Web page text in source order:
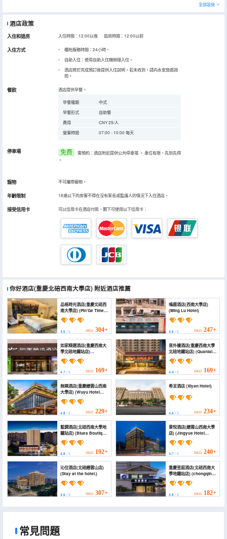
全部設施
酒店政策
入住和退房 入住時間：12:00以後 退房時間：12:00以前
入住方式
櫃枱服務時間：24小時。
自助入住：使用自助入住機辦理入住。
酒店將於完成預訂後提供入住說明，若未收到，請向永安旅遊詢
問。
餐飲 酒店提供早餐。
早餐種類
中式
早餐形式
自助餐
費用
CNY 25/人
營業時間
07:00 - 10:00 每天
停車場 免费 需預約：酒店附近提供公共停車場 。 車位有限，先到先得
。
寵物 不可攜帶寵物。
年齡限制 18歲以下的房客不得在沒有家長或監護人的情況下入住酒店。
接受信用卡 可以信用卡在酒店付款，閣下可使用以下信用卡：
你好酒店(重慶北碚西南大學店) 附近酒店推薦
品格時光酒店(重慶北碚西
南大學店) (Pin'Ge Time
Hotel)
4.6 / 5 HKD 304+
鳴鹿酒店(西南大學店)
(Ming Lu Hotel)
4.6/ 5 HKD 247+
如家精選酒店(重慶西南大
學北碚地鐵站店)
(Homeinn Plus Hotel
(Chongqing Southwest
University Beibei
Subway Station))
4.7 / 5 HKD 169+
泉外樓酒店(重慶西南大學
北碚地鐵站店) (Quanlai
Hotel)
4.4/ 5 HKD 169+
無隅酒店(重慶縉雲山西南
大學店) (Wuyu Hotel
(Chongqing Jinyun
Mountain, Southwest
4.8 / 5 HKD 229+
希言酒店 (Xiyan Hotel)
4.6/ 5 HKD 234+
藍調酒店(北碚西南大學地
鐵站店) (Blues Boutique
Hotel (Chongqing
Southwest University
Tianshengli Street))
4.8 / 5 HKD 192+
景悅酒店(縉雲山西南大學
店) (Jingyue Hotel
(Jinyunshan Southwest
University Branch))
4.7/ 5 HKD 240+
沁住酒店(北碚縉雲山店)
(Stay at the hotel.)
4.6 / 5 HKD 307+
重慶昱庭酒店(北碚西南大
學地鐵站店) (chongqing
yu hotel)
4.8/ 5 HKD 182+
常見問題